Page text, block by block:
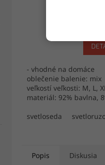
- vhodné na domáce
oblečenie balenie: mix
veľkostí veľkosti: M, L, XL
materiál: 92% bavlna,
svetloseda
Popis Diskusia